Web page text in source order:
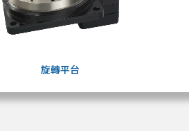
旋轉平台